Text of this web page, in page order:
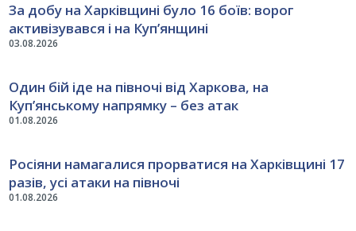
03.08.2026
За добу на Харківщині було 16 боїв: ворог
активізувався і на Куп’янщині
01.08.2026
Один бій іде на півночі від Харкова, на
Куп’янському напрямку – без атак
01.08.2026
Росіяни намагалися прорватися на Харківщині 17
разів, усі атаки на півночі